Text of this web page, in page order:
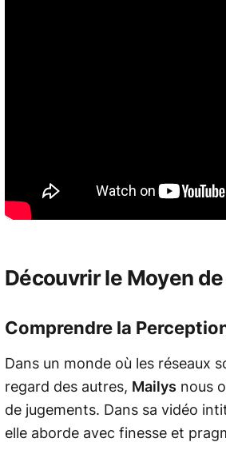
Découvrir le Moyen
Comprendre la
Dans un monde où les réseaux
regard des autres, Mailys nous
de jugements. Dans sa vidéo
elle aborde avec finesse et